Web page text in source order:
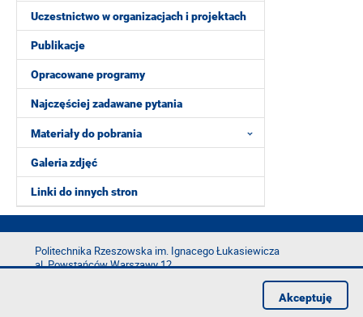
Uczestnictwo w organizacjach i projektach
Publikacje
Opracowane programy
Najczęściej zadawane pytania
Materiały do pobrania
Galeria zdjęć
Linki do innych stron
Politechnika Rzeszowska im. Ignacego Łukasiewicza
al. Powstańców Warszawy 12
Akceptuję